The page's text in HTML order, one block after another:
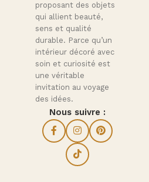
proposant des objets
qui allient beauté,
sens et qualité
durable. Parce qu’un
intérieur décoré avec
soin et curiosité est
une véritable
invitation au voyage
des idées.
Nous suivre :